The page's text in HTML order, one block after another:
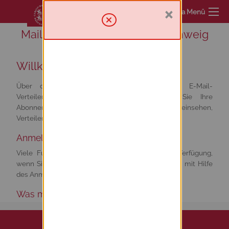
Sympa Menü
Mailinglist service TU Braunschweig
Willkommen
Über diesen Server haben Sie Zugriff zur E-Mail-
Verteilerumgebung. Von hier aus können Sie Ihre
Abonnements verwalten oder abbestellen, Archive einsehen,
Verteiler verwalten und moderieren.
Anmelden
Viele Funktionen von Sympa stehen erst zur Verfügung,
wenn Sie sich angemeldet haben. Loggen Sie sich mit Hilfe
des Anmeldeformulars im Menü oben rechts ein.
Was möchten Sie tun?
×